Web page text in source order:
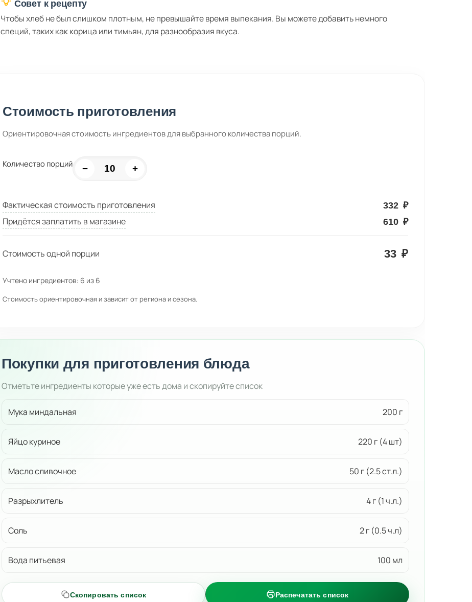
Совет к рецепту
Чтобы хлеб не был слишком плотным, не превышайте время выпекания. Вы можете добавить немного
специй, таких как корица или тимьян, для разнообразия вкуса.
Стоимость приготовления
Ориентировочная стоимость ингредиентов для выбранного количества порций.
Количество порций − +
Фактическая стоимость приготовления 332 ₽
Придётся заплатить в магазине 610 ₽
Стоимость одной порции 33 ₽
Учтено ингредиентов: 6 из 6
Стоимость ориентировочная и зависит от региона и сезона.
Покупки для приготовления блюда
Отметьте ингредиенты которые уже есть дома и скопируйте список
Мука миндальная 200 г
Яйцо куриное 220 г (4 шт)
Масло сливочное 50 г (2.5 ст.л.)
Разрыхлитель 4 г (1 ч.л.)
Соль 2 г (0.5 ч.л)
Вода питьевая 100 мл
Скопировать список Распечатать список